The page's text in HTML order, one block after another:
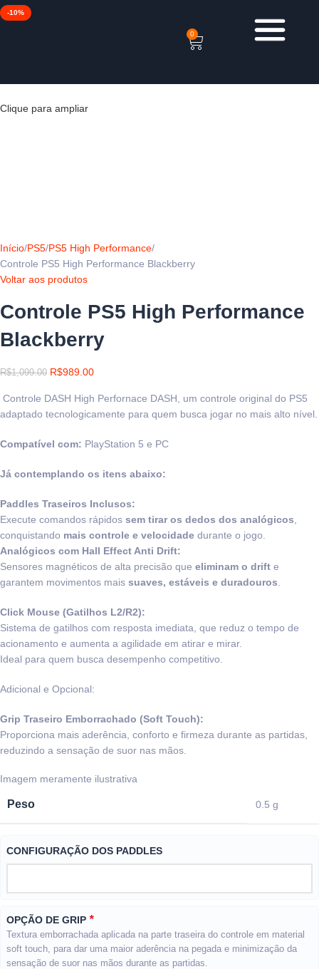
0
-10%
Clique para ampliar
Início PS5 PS5 High Performance
Controle PS5 High Performance Blackberry
Voltar aos produtos
Controle PS5 High Performance
Blackberry
R$1,099.00 R$989.00
Controle DASH High Perfornace DASH, um controle original do PS5
adaptado tecnologicamente para quem busca jogar no mais alto nível.
Compatível com: PlayStation 5 e PC
Já contemplando os itens abaixo:
Paddles Traseiros Inclusos:
Execute comandos rápidos sem tirar os dedos dos analógicos,
conquistando mais controle e velocidade durante o jogo.
Analógicos com Hall Effect Anti Drift:
Sensores magnéticos de alta precisão que eliminam o drift e
garantem movimentos mais suaves, estáveis e duradouros.
Click Mouse (Gatilhos L2/R2):
Sistema de gatilhos com resposta imediata, que reduz o tempo de
acionamento e aumenta a agilidade em atirar e mirar.
Ideal para quem busca desempenho competitivo.
Adicional e Opcional:
Grip Traseiro Emborrachado (Soft Touch):
Proporciona mais aderência, conforto e firmeza durante as partidas,
reduzindo a sensação de suor nas mãos.
Peso 0.5 g
CONFIGURAÇÃO DOS PADDLES
OPÇÃO DE GRIP *
Textura emborrachada aplicada na parte traseira do controle em material
soft touch, para dar uma maior aderência na pegada e minimização da
sensação de suor nas mãos durante as partidas.